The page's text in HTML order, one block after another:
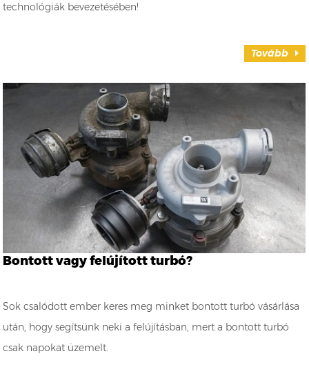
technológiák bevezetésében!
Tovább
Bontott vagy felújított turbó?
Sok csalódott ember keres meg minket bontott turbó vásárlása
után, hogy segítsünk neki a felújításban, mert a bontott turbó
csak napokat üzemelt.